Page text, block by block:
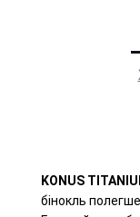
KONUS
бінокль